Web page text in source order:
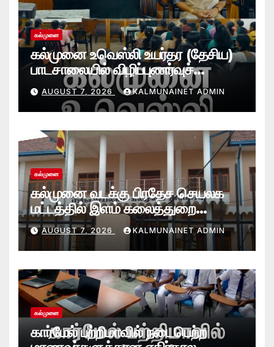
கல்முனை
கல்முனை உவெஸ்லி உயர்தர (தேசிய)
பாடசாலையில் விழிப்புணர்வுச்
செயலமர்வு
AUGUST 7, 2026 KALMUNAINET ADMIN
கல்முனை
கல்முனை வடக்கு பிரதேச செயலக
மட்டத்தில் இளம் கலைத்துறை
சாதனையாளர்களை உருவாக்கும்
தேசியஇளைஞர்விருது_விழா 2026
AUGUST 7, 2026 KALMUNAINET ADMIN
கல்முனை
கார்மேல் பற்றிமாவில் நடைபெற்ற